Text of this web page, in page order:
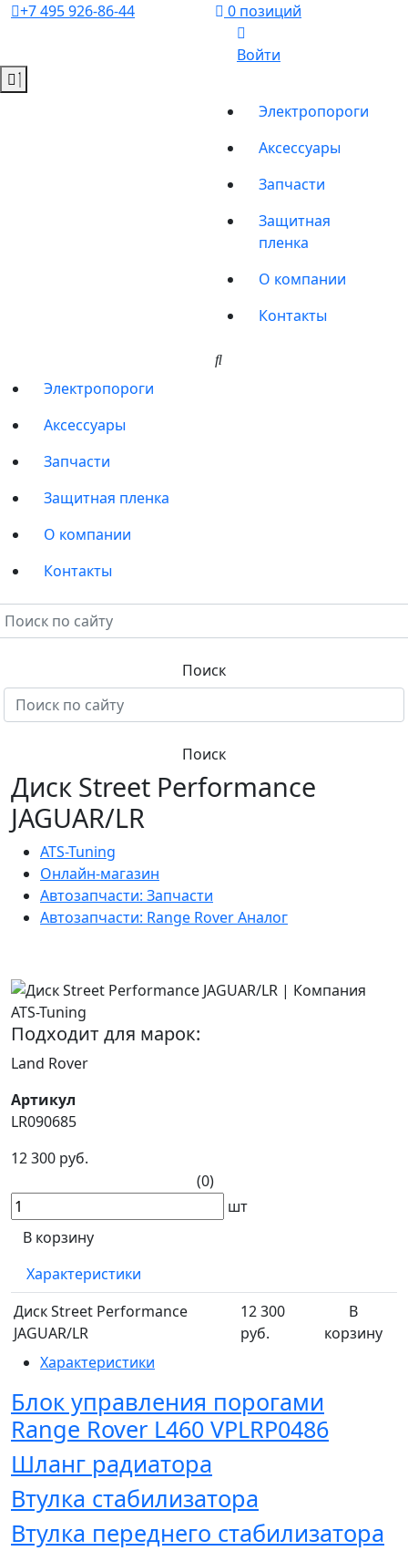
+7 495 926-86-44 0 позиций
Войти
Электропороги
Аксессуары
Запчасти
Защитная
пленка
О компании
Контакты
Электропороги
Аксессуары
Запчасти
Защитная пленка
О компании
Контакты
Диск Street Performance
JAGUAR/LR
ATS-Tuning
Онлайн-магазин
Автозапчасти: Запчасти
Автозапчасти: Range Rover Аналог
Подходит для марок:
Land Rover
Артикул
LR090685
12 300 руб.
(0)
шт
В корзину
Характеристики
Диск Street Performance
JAGUAR/LR
12 300
руб.
В
корзину
Характеристики
Блок управления порогами
Range Rover L460 VPLRP0486
Шланг радиатора
Втулка стабилизатора
Втулка переднего стабилизатора